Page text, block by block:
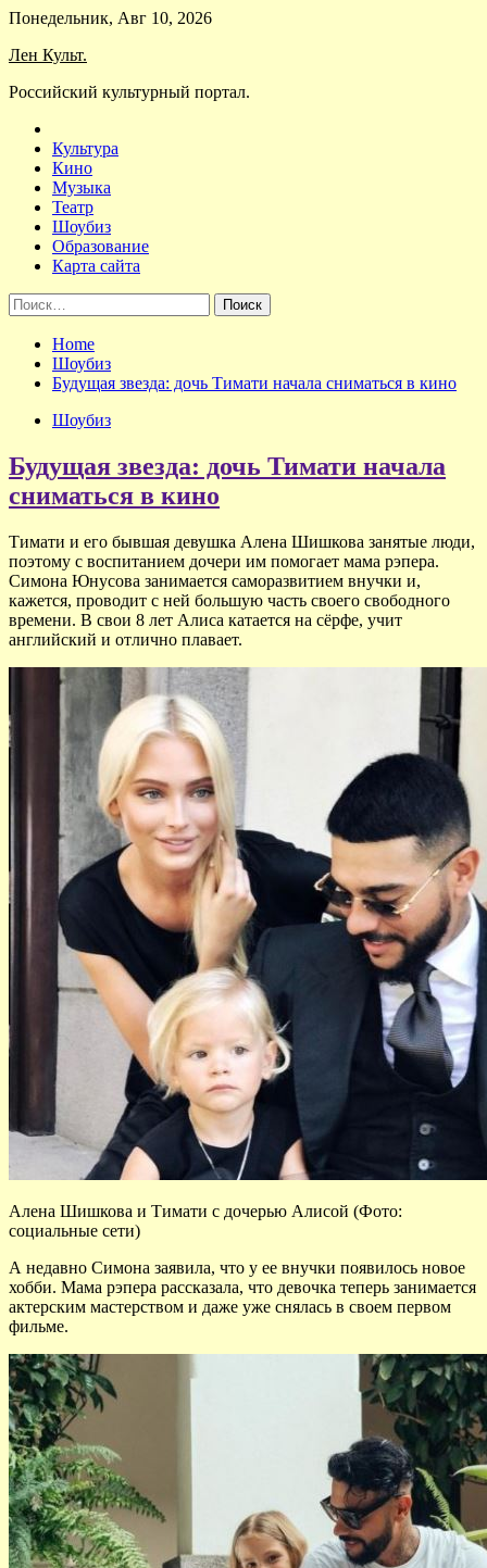
Skip
content
Понедельник, Авг 10, 2026
Лен Культ.
Российский культурный портал.
Культура
Кино
Музыка
Театр
Шоубиз
Образование
Карта сайта
Найти:
Home
Шоубиз
Будущая звезда: дочь Тимати начала сниматься в кино
Шоубиз
Будущая звезда: дочь Тимати начала
сниматься в кино
Тимати и его бывшая девушка Алена Шишкова занятые люди,
поэтому с воспитанием дочери им помогает мама рэпера.
Симона Юнусова занимается саморазвитием внучки и,
кажется, проводит с ней большую часть своего свободного
времени. В свои 8 лет Алиса катается на сёрфе, учит
английский и отлично плавает.
Алена Шишкова и Тимати с дочерью Алисой (Фото:
социальные сети)
А недавно Симона заявила, что у ее внучки появилось новое
хобби. Мама рэпера рассказала, что девочка теперь занимается
актерским мастерством и даже уже снялась в своем первом
фильме.